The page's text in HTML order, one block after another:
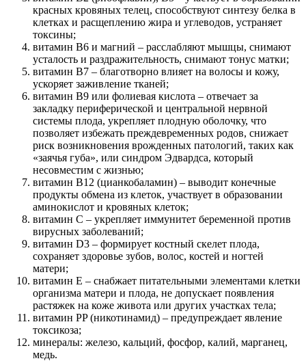
красных кровяных телец, способствуют синтезу белка в
клетках и расщеплению жира и углеводов, устраняет
токсины;
витамин В6 и магний – расслабляют мышцы, снимают
усталость и раздражительность, снимают тонус матки;
витамин B7 – благотворно влияет на волосы и кожу,
ускоряет заживление тканей;
витамин B9 или фолиевая кислота – отвечает за
закладку периферической и центральной нервной
системы плода, укрепляет плодную оболочку, что
позволяет избежать преждевременных родов, снижает
риск возникновения врожденных патологий, таких как
«заячья губа», или синдром Эдвардса, который
несовместим с жизнью;
витамин B12 (цианкобаламин) – выводит конечные
продукты обмена из клеток, участвует в образовании
аминокислот и кровяных клеток;
витамин C – укрепляет иммунитет беременной против
вирусных заболеваний;
витамин D3 – формирует костный скелет плода,
сохраняет здоровье зубов, волос, костей и ногтей
матери;
витамин E – снабжает питательными элементами клетки
организма матери и плода, не допускает появления
растяжек на коже живота или других участках тела;
витамин PP (никотинамид) – предупреждает явление
токсикоза;
минералы: железо, кальций, фосфор, калий, марганец,
медь.